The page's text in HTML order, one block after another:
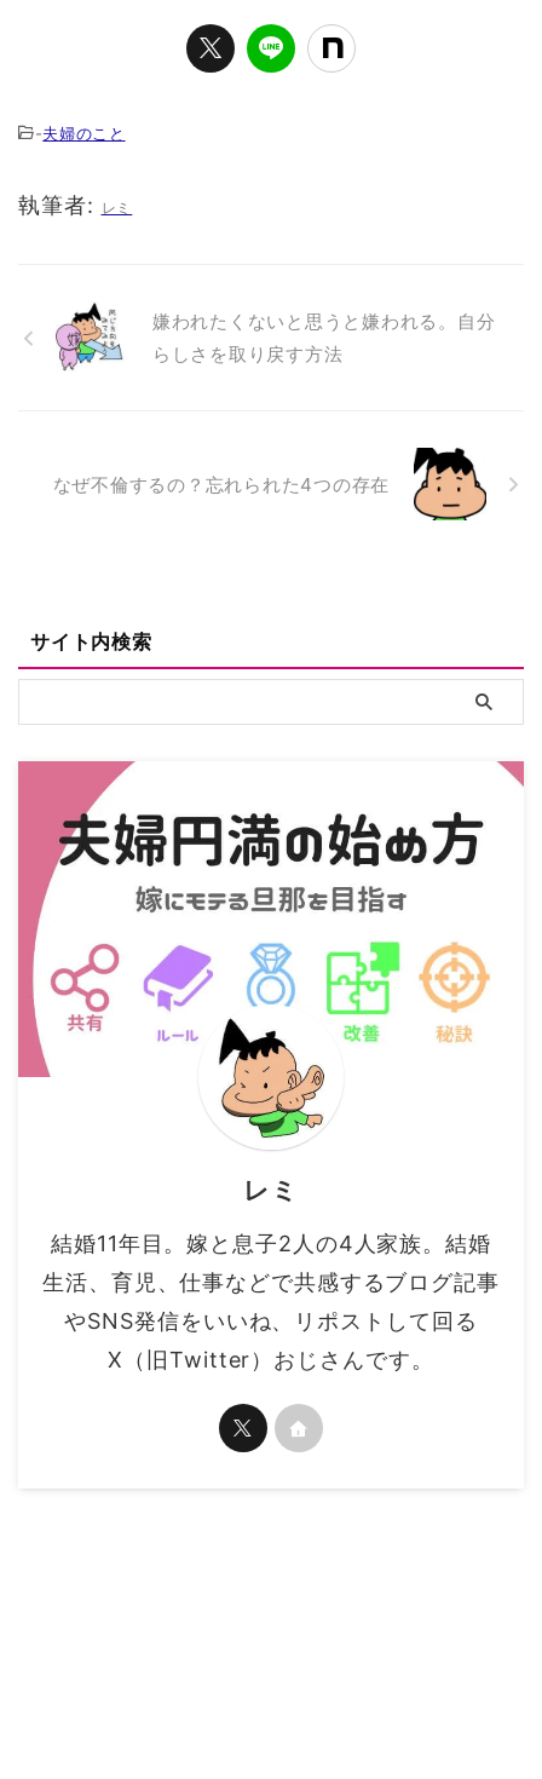
-夫婦のこと
執筆者: レミ
嫌われたくないと思うと嫌われる。自分
らしさを取り戻す方法
なぜ不倫するの？忘れられた4つの存在
サイト内検索
レミ
結婚11年目。嫁と息子2人の4人家族。結婚
生活、育児、仕事などで共感するブログ記事
やSNS発信をいいね、リポストして回る
X（旧Twitter）おじさんです。